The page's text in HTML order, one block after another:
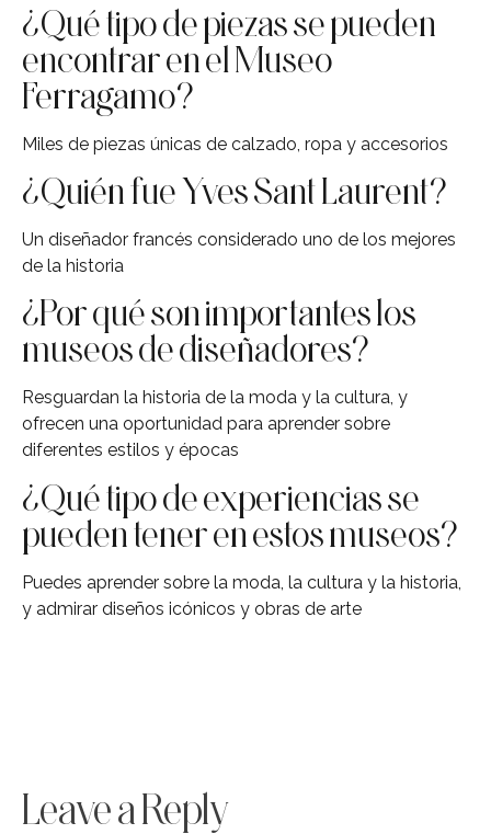
¿Qué tipo de piezas se pueden
encontrar en el Museo
Ferragamo?
Miles de piezas únicas de calzado, ropa y accesorios
¿Quién fue Yves Sant Laurent?
Un diseñador francés considerado uno de los mejores
de la historia
¿Por qué son importantes los
museos de diseñadores?
Resguardan la historia de la moda y la cultura, y
ofrecen una oportunidad para aprender sobre
diferentes estilos y épocas
¿Qué tipo de experiencias se
pueden tener en estos museos?
Puedes aprender sobre la moda, la cultura y la historia,
y admirar diseños icónicos y obras de arte
Leave a Reply